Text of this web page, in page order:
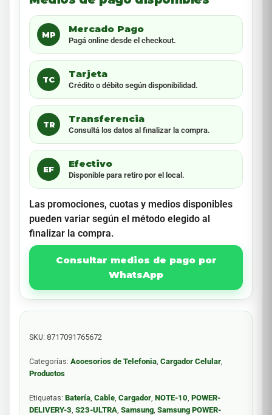
MP
Mercado Pago
Pagá online desde el checkout.
TC
Tarjeta
Crédito o débito según disponibilidad.
TR
Transferencia
Consultá los datos al finalizar la compra.
EF
Efectivo
Disponible para retiro por el local.
Las promociones, cuotas y medios disponibles
pueden variar según el método elegido al
finalizar la compra.
Consultar medios de pago por
WhatsApp
SKU: 8717091765672
Categorías: Accesorios de Telefonia, Cargador Celular,
Productos
Etiquetas: Batería, Cable, Cargador, NOTE-10, POWER-
DELIVERY-3, S23-ULTRA, Samsung, Samsung POWER-